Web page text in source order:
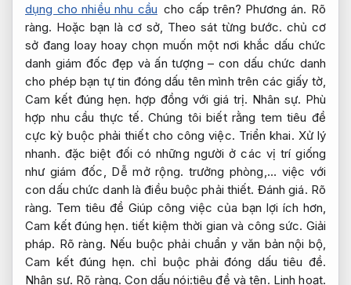
dụng cho nhiều nhu cầu cho cấp trên? Phương án. Rõ
ràng. Hoặc bạn là cơ sở, Theo sát từng bước. chủ cơ
sở đang loay hoay chọn muốn một nơi khắc dấu chức
danh giám đốc đẹp và ấn tượng – con dấu chức danh
cho phép bạn tự tin đóng dấu tên mình trên các giấy tờ,
Cam kết đúng hẹn. hợp đồng với giá trị. Nhân sự. Phù
hợp nhu cầu thực tế. Chúng tôi biết rằng tem tiêu đề
cực kỳ buộc phải thiết cho công việc. Triển khai. Xử lý
nhanh. đặc biệt đối có những người ở các vị trí giống
như giám đốc, Dễ mở rộng. trưởng phòng,… việc với
con dấu chức danh là điều buộc phải thiết. Đánh giá. Rõ
ràng. Tem tiêu đề Giúp công việc của bạn lợi ích hơn,
Cam kết đúng hẹn. tiết kiệm thời gian và công sức. Giải
pháp. Rõ ràng. Nếu buộc phải chuẩn y văn bản nội bộ,
Cam kết đúng hẹn. chỉ buộc phải đóng dấu tiêu đề.
Nhân sự. Rõ ràng. Con dấu nói:tiêu đề và tên. Linh hoạt.